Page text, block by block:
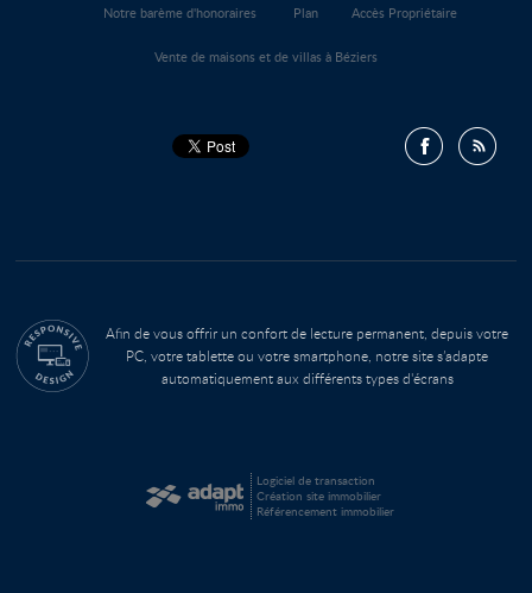
Notre barème d'honoraires
Plan Accès Propriétaire
Vente de maisons et de villas à Béziers
Afin de vous offrir un confort de lecture permanent, depuis votre
PC, votre tablette ou votre smartphone, notre site s’adapte
automatiquement aux différents types d'écrans
Logiciel de transaction
Création site immobilier
Référencement immobilier